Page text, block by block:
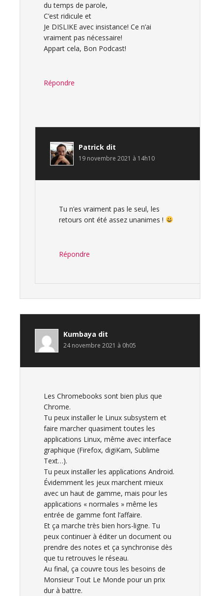
du temps de parole,
C’est ridicule et
Je DISLIKE avec insistance! Ce n’ai
vraiment pas nécessaire!
Appart cela, Bon Podcast!
Répondre
Patrick dit
19 novembre 2021 à 14h10
Tu n’es vraiment pas le seul, les
retours ont été assez unanimes !
Répondre
Kumbaya dit
24 novembre 2021 à 0h05
Les Chromebooks sont bien plus que
Chrome.
Tu peux installer le Linux subsystem et
faire marcher quasiment toutes les
applications Linux, même avec interface
graphique (Firefox, digiKam, Sublime
Text…).
Tu peux installer les applications Android.
Évidemment les jeux marchent mieux
avec un haut de gamme, mais pour les
applications « normales » même les
entrée de gamme font l’affaire.
Et ça marche très bien hors-ligne. Tu
peux continuer à éditer un document ou
prendre des notes et ça synchronise dès
que tu retrouves le réseau.
Au final, ça couvre tous les besoins de
Monsieur Tout Le Monde pour un prix
dur à battre.